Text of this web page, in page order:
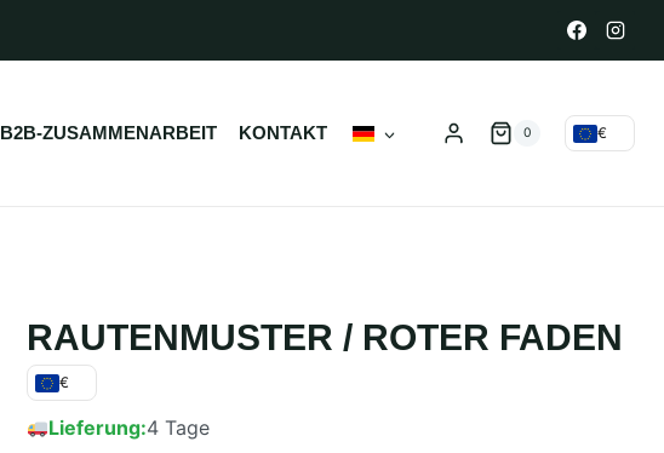
B2B-ZUSAMMENARBEIT KONTAKT 0 €
RAUTENMUSTER / ROTER FADEN
€
Lieferung:4 Tage